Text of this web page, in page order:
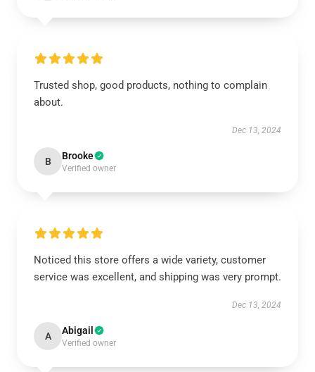
Trusted shop, good products, nothing to complain
about.
Dec 13, 2024
B Brooke
Verified owner
Noticed this store offers a wide variety, customer
service was excellent, and shipping was very prompt.
Dec 13, 2024
A Abigail
Verified owner